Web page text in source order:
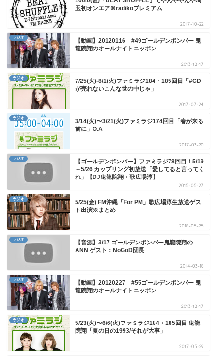
玉初オンエア※radikoプレミアム
2017-10-22
ラジオ
【動画】20120116 #49ゴールデンボンバー 鬼
龍院翔のオールナイトニッポン
2013-12-17
ラジオ
7/25(火)-8/1(火)ファミラジ184・185回目「#CD
が売れないこんな世の中じゃ」
2017-07-24
ラジオ
3/14(火)〜3/21(火)ファミラジ174回目「春が来る
前に」O.A
2017-03-20
ラジオ
【ゴールデンボンバー】ファミラジ78回目！5/19
～5/26 カップリング初放送「愛してると言ってく
れ」【DJ鬼龍院翔・歌広場淳】
2015-05-27
ラジオ
5/25(金) FM沖縄「For PM」歌広場淳生放送ゲス
ト出演※まとめ
2018-05-25
ラジオ
【音源】3/17 ゴールデンボンバー鬼龍院翔の
ANN ゲスト：NoGoD団長
2014-03-18
ラジオ
【動画】20120227 #55ゴールデンボンバー 鬼
龍院翔のオールナイトニッポン
2013-12-17
ラジオ
5/23(火)〜6/6(火)ファミラジ184・185回目 鬼龍
院翔「夏の日の1993/それが大事」
2017-05-29